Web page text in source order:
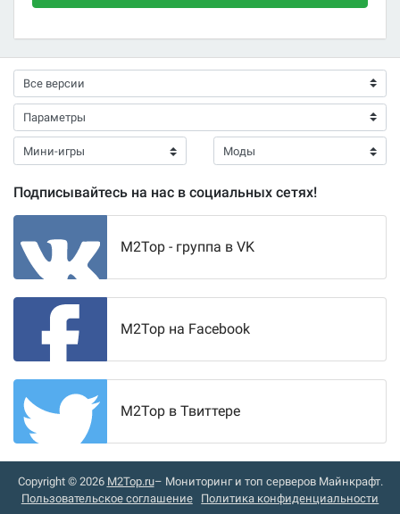
Подписывайтесь на нас в социальных сетях!
M2Top - группа в VK
M2Top на Facebook
M2Top в Твиттере
Copyright © 2026 M2Top.ru– Мониторинг и топ серверов Майнкрафт.
Пользовательское соглашение
Политика конфиденциальности